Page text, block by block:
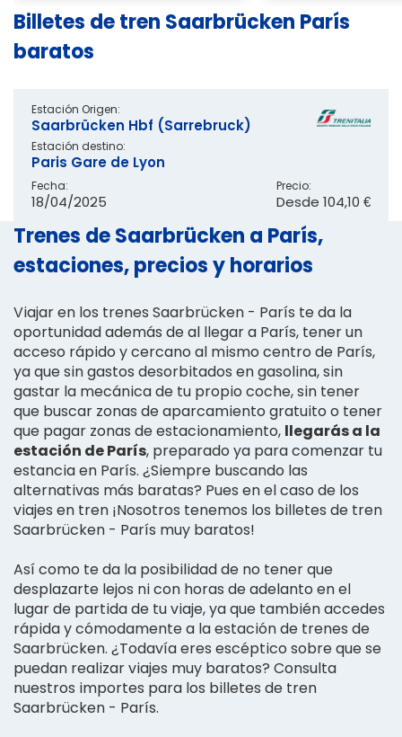
Billetes de tren Saarbrücken París
baratos
Estación Origen:
Saarbrücken Hbf (Sarrebruck)
Estación destino:
Paris Gare de Lyon
Fecha:
18/04/2025
Precio:
Desde 104,10 €
Trenes de Saarbrücken a París,
estaciones, precios y horarios
Viajar en los trenes Saarbrücken - París te da la
oportunidad además de al llegar a París, tener un
acceso rápido y cercano al mismo centro de París,
ya que sin gastos desorbitados en gasolina, sin
gastar la mecánica de tu propio coche, sin tener
que buscar zonas de aparcamiento gratuito o tener
que pagar zonas de estacionamiento, llegarás a la
estación de París, preparado ya para comenzar tu
estancia en París. ¿Siempre buscando las
alternativas más baratas? Pues en el caso de los
viajes en tren ¡Nosotros tenemos los billetes de tren
Saarbrücken - París muy baratos!
Así como te da la posibilidad de no tener que
desplazarte lejos ni con horas de adelanto en el
lugar de partida de tu viaje, ya que también accedes
rápida y cómodamente a la estación de trenes de
Saarbrücken. ¿Todavía eres escéptico sobre que se
puedan realizar viajes muy baratos? Consulta
nuestros importes para los billetes de tren
Saarbrücken - París.